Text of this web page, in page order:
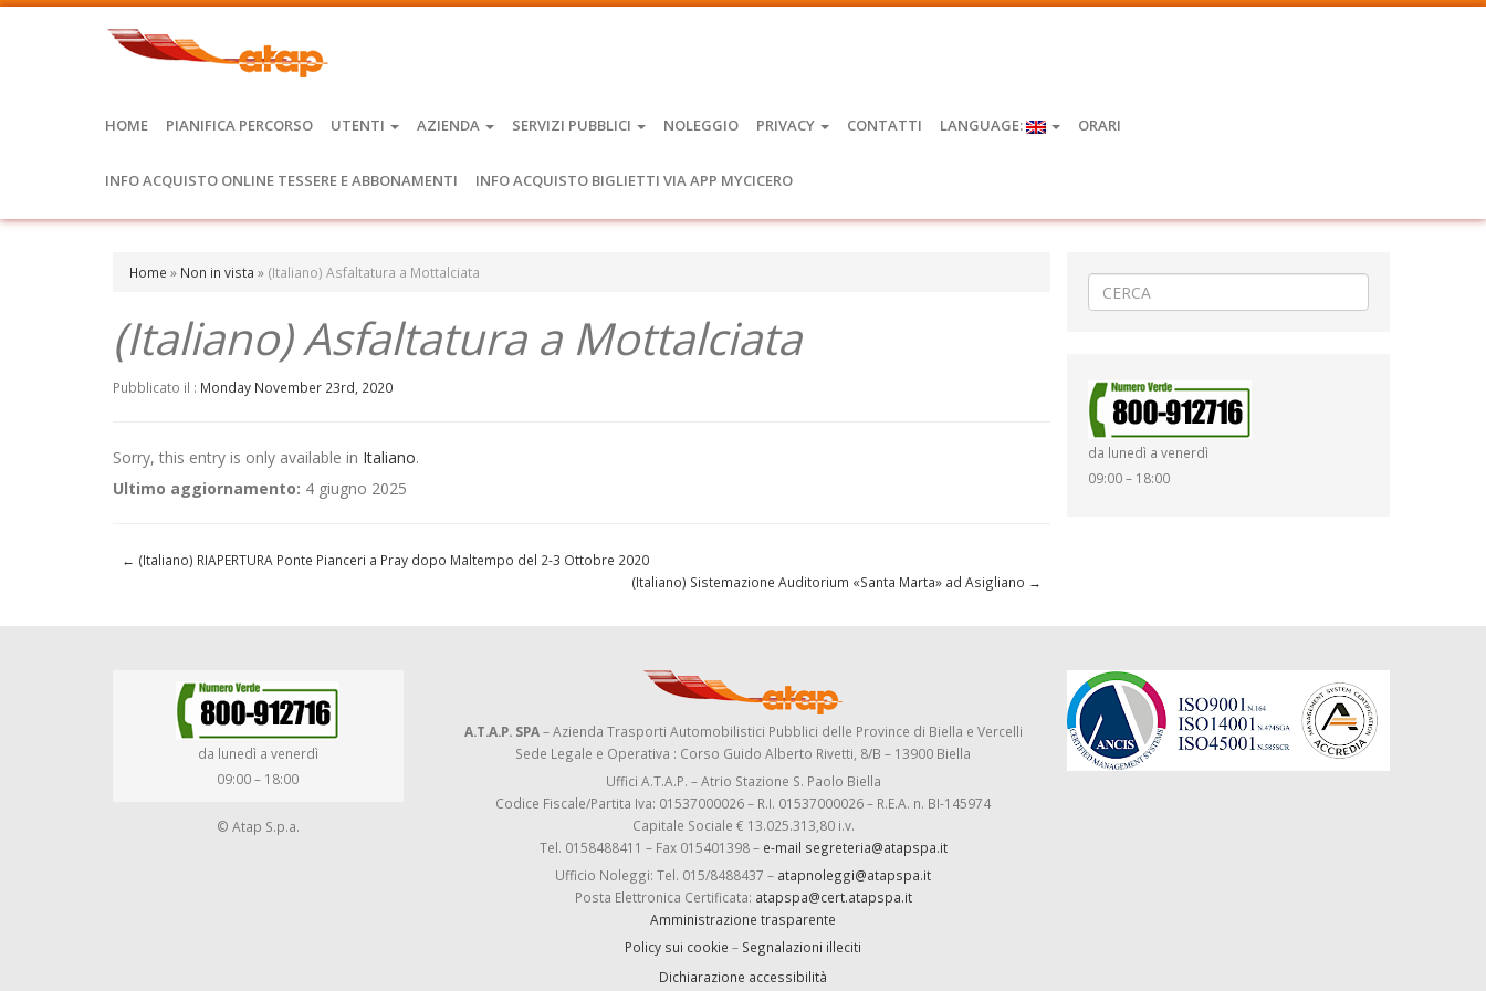
HOME PIANIFICA PERCORSO UTENTI AZIENDA SERVIZI PUBBLICI NOLEGGIO PRIVACY CONTATTI LANGUAGE: ORARI
INFO ACQUISTO ONLINE TESSERE E ABBONAMENTI INFO ACQUISTO BIGLIETTI VIA APP MYCICERO
Home » Non in vista » (Italiano) Asfaltatura a Mottalciata
(Italiano) Asfaltatura a Mottalciata
Pubblicato il : Monday November 23rd, 2020
Sorry, this entry is only available in Italiano.
Ultimo aggiornamento: 4 giugno 2025
← (Italiano) RIAPERTURA Ponte Pianceri a Pray dopo Maltempo del 2-3 Ottobre 2020
(Italiano) Sistemazione Auditorium «Santa Marta» ad Asigliano →
da lunedì a venerdì
09:00 – 18:00
da lunedì a venerdì
09:00 – 18:00
© Atap S.p.a.
A.T.A.P. SPA– Azienda Trasporti Automobilistici Pubblici delle Province di Biella e Vercelli
Sede Legale e Operativa : Corso Guido Alberto Rivetti, 8/B – 13900 Biella
Uffici A.T.A.P. – Atrio Stazione S. Paolo Biella
Codice Fiscale/Partita Iva: 01537000026 – R.I. 01537000026 – R.E.A. n. BI-145974
Capitale Sociale € 13.025.313,80 i.v.
Tel. 0158488411 – Fax 015401398 – e-mail segreteria@atapspa.it
Ufficio Noleggi: Tel. 015/8488437 – atapnoleggi@atapspa.it
Posta Elettronica Certificata: atapspa@cert.atapspa.it
Amministrazione trasparente
Policy sui cookie – Segnalazioni illeciti
Dichiarazione accessibilità